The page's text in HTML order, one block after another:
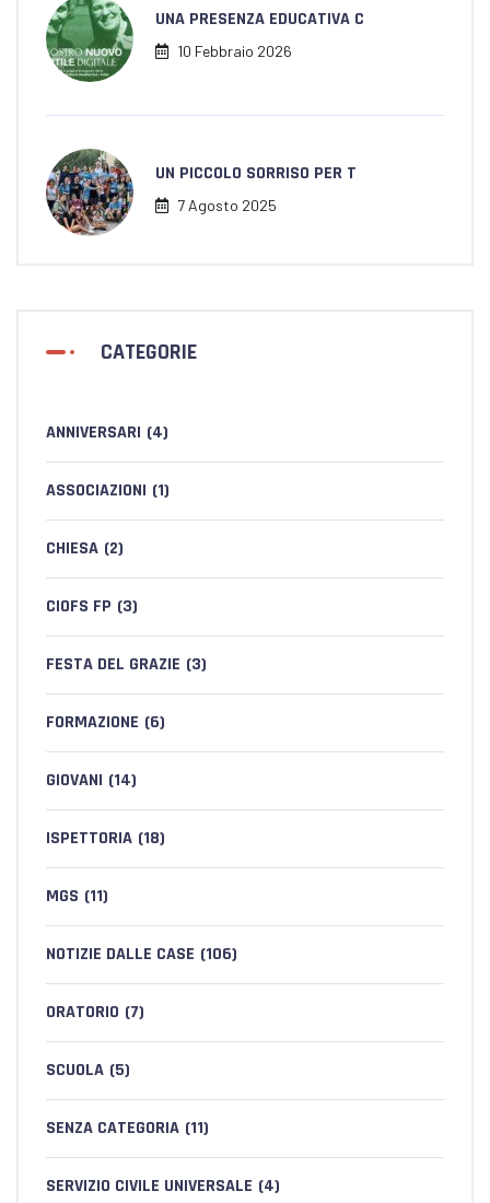
UNA PRESENZA EDUCATIVA C
10 Febbraio 2026
UN PICCOLO SORRISO PER T
7 Agosto 2025
CATEGORIE
ANNIVERSARI (4)
ASSOCIAZIONI (1)
CHIESA (2)
CIOFS FP (3)
FESTA DEL GRAZIE (3)
FORMAZIONE (6)
GIOVANI (14)
ISPETTORIA (18)
MGS (11)
NOTIZIE DALLE CASE (106)
ORATORIO (7)
SCUOLA (5)
SENZA CATEGORIA (11)
SERVIZIO CIVILE UNIVERSALE (4)